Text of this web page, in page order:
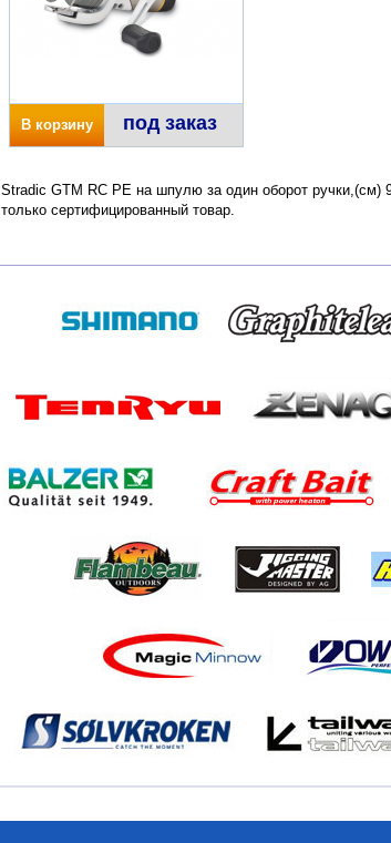
В корзину под заказ
Stradic GTM RC PE на шпулю за один оборот ручки,(см)
только сертифицированный товар.